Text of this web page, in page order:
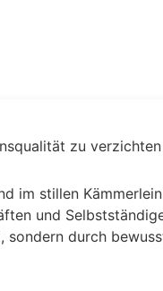
zu verzichten
im stillen
und
sondern durch